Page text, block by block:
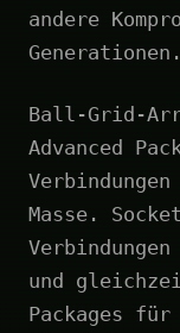
andere
Generationen.
Ball-Grid-
Advanced
Masse.
und
Packages